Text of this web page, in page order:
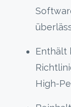
Enthält
High-